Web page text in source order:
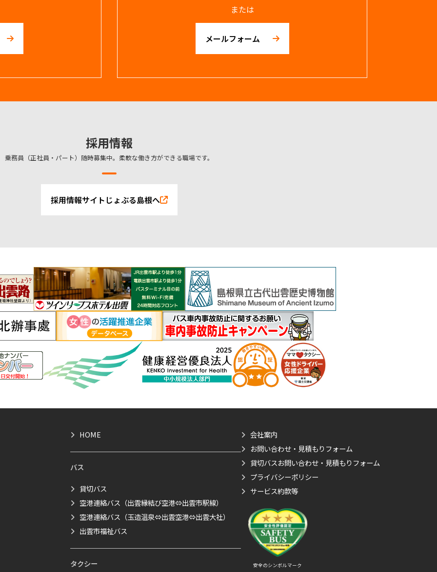
または
メールフォーム
採用情報
乗務員（正社員・パート）随時募集中。柔軟な働き方ができる職場です。
採用情報サイトじょぶる島根へ
HOME
バス
貸切バス
空港連絡バス（出雲縁結び空港⇔出雲市駅線）
空港連絡バス（玉造温泉⇔出雲空港⇔出雲大社）
出雲市福祉バス
タクシー
会社案内
お問い合わせ・見積もりフォーム
貸切バスお問い合わせ・見積もりフォーム
プライバシーポリシー
サービス約款等
安全のシンボルマーク